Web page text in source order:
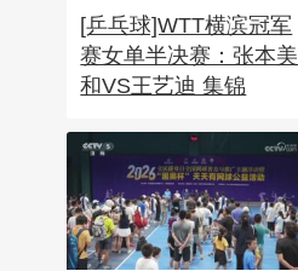
[乒乓球]WTT横滨冠军
赛女单半决赛：张本美
和VS王艺迪 集锦